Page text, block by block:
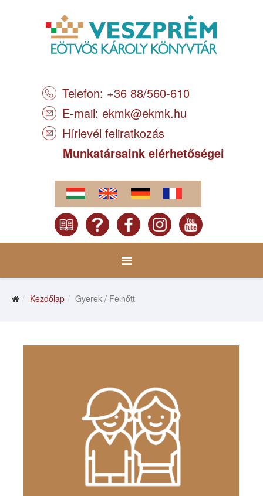
Telefon: +36 88/560-610
E-mail: ekmk@ekmk.hu
Hírlevél feliratkozás
Munkatársaink elérhetőségei
Kezdőlap Gyerek / Felnőtt